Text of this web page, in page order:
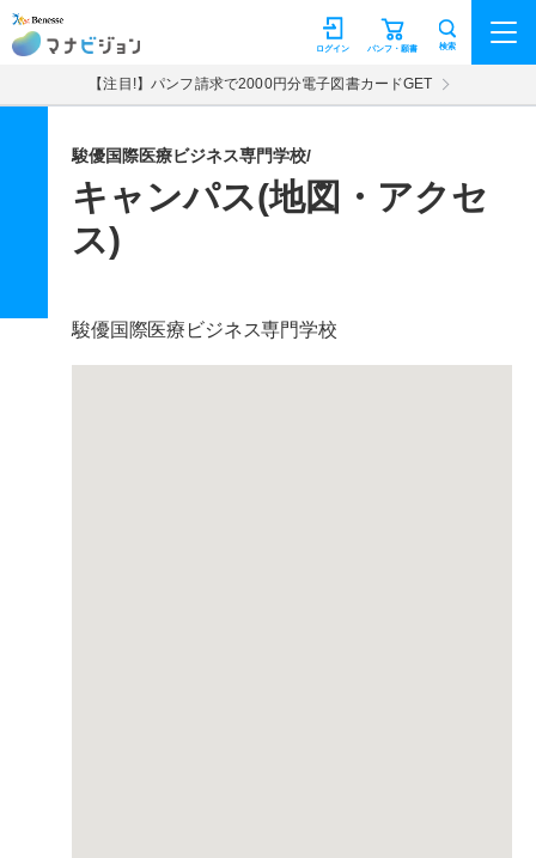
マナビジョン パンフ・願書
ログイン 検索
【注目!】パンフ請求で2000円分電子図書カードGET
駿優国際医療ビジネス専門学校/
キャンパス(地図・アクセ
ス)
駿優国際医療ビジネス専門学校